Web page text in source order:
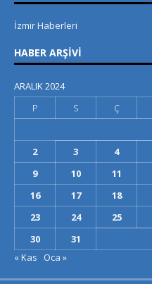
İzmir Haberleri
HABER ARŞIVI
ARALIK 2024
P
S Ç
2
3 4
9
10 11
16
17 18
23
24 25
30
31
« Kas
Oca »